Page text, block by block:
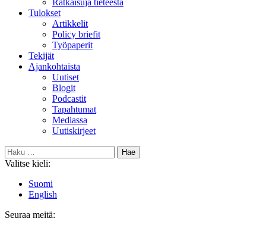
Ratkaisuja tieteestä
Tulokset
Artikkelit
Policy briefit
Työpaperit
Tekijät
Ajankohtaista
Uutiset
Blogit
Podcastit
Tapahtumat
Mediassa
Uutiskirjeet
Haku:
Valitse kieli:
Suomi
English
Seuraa meitä: